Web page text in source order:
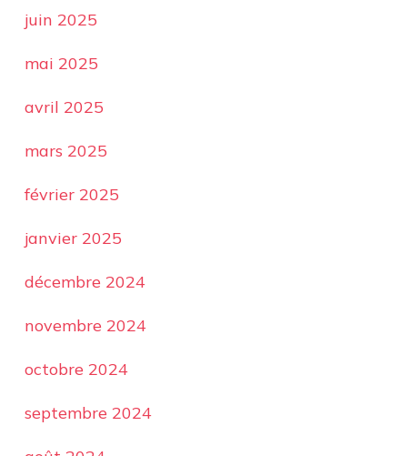
juin 2025
mai 2025
avril 2025
mars 2025
février 2025
janvier 2025
décembre 2024
novembre 2024
octobre 2024
septembre 2024